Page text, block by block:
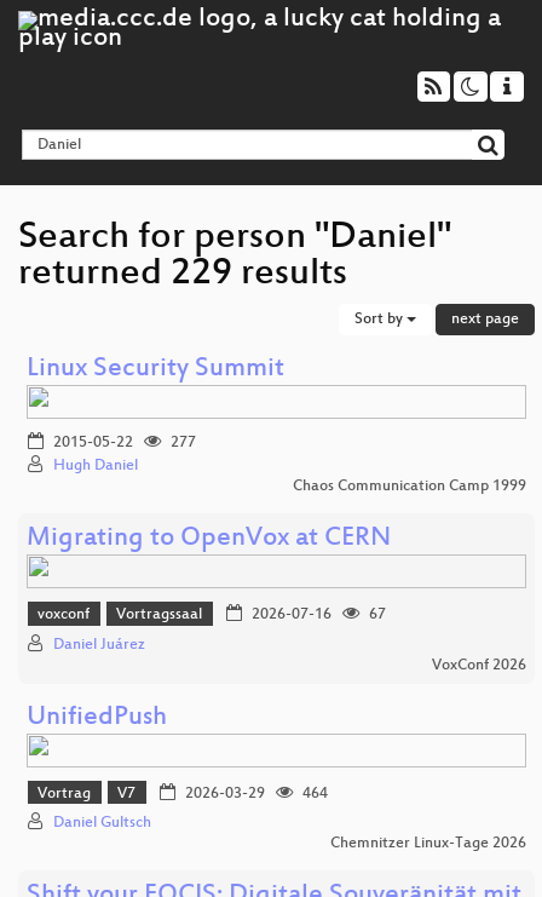
Search for person "Daniel"
returned 229 results
Sort by next page
Linux Security Summit
2015-05-22
277
Hugh Daniel
Chaos Communication Camp 1999
Migrating to OpenVox at CERN
voxconf Vortragssaal 2026-07-16
67
Daniel Juárez
VoxConf 2026
UnifiedPush
Vortrag V7 2026-03-29
464
Daniel Gultsch
Chemnitzer Linux-Tage 2026